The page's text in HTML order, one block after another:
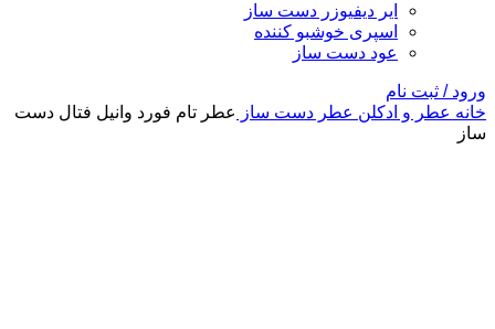
ایر دیفیوزر دست ساز
اسپری خوشبو کننده
عود دست ساز
ورود / ثبت نام
خانه عطر و ادکلن عطر دست ساز عطر تام فورد وانیل فتال دست
ساز